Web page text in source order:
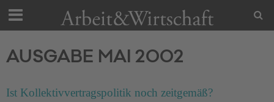
AUSGABE MAI 2002
Ist Kollektivvertragspolitik noch zeitgemäß?